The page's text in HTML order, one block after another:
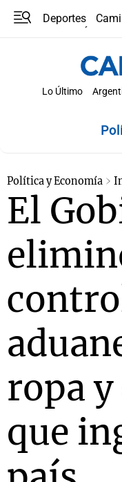
Deportes
Lo Último
Política y Economía
El
ropa
que